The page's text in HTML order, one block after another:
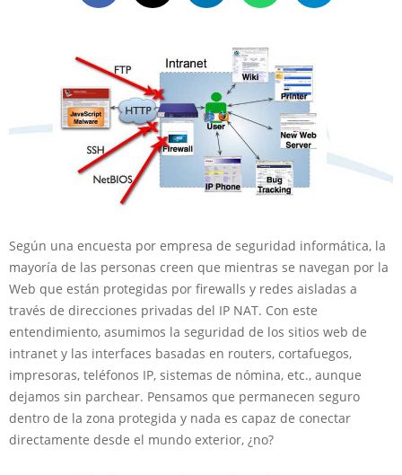
Según una encuesta por empresa de seguridad informática, la
mayoría de las personas creen que mientras se navegan por la
Web que están protegidas por firewalls y redes aisladas a
través de direcciones privadas del IP NAT. Con este
entendimiento, asumimos la seguridad de los sitios web de
intranet y las interfaces basadas en routers, cortafuegos,
impresoras, teléfonos IP, sistemas de nómina, etc., aunque
dejamos sin parchear. Pensamos que permanecen seguro
dentro de la zona protegida y nada es capaz de conectar
directamente desde el mundo exterior, ¿no?